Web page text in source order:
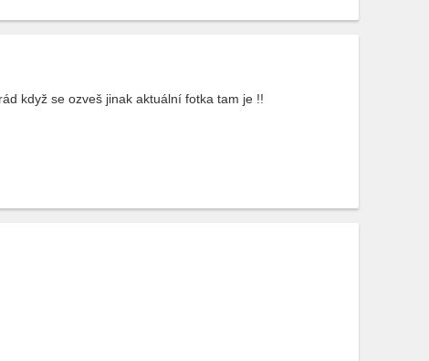
když se ozveš jinak aktuální fotka tam je !!